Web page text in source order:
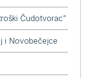
Čudotvorac”
i Novobečejce